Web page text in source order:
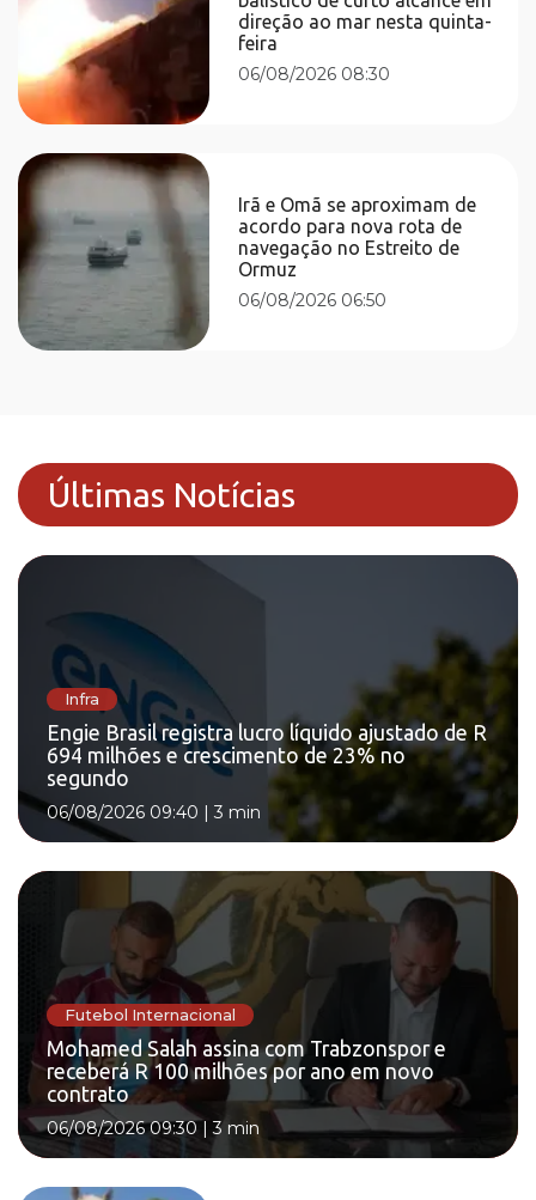
direção ao mar nesta quinta-
feira
06/08/2026 08:30
Irã e Omã se aproximam de
acordo para nova rota de
navegação no Estreito de
Ormuz
06/08/2026 06:50
Últimas Notícias
Infra
Engie Brasil registra lucro líquido ajustado de R
694 milhões e crescimento de 23% no
segundo
06/08/2026 09:40 | 3 min
Futebol Internacional
Mohamed Salah assina com Trabzonspor e
receberá R 100 milhões por ano em novo
contrato
06/08/2026 09:30|3 min